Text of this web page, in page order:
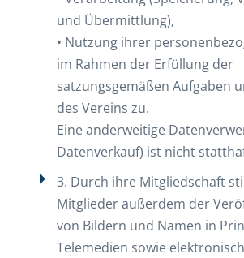
und Übermittlung),
• Nutzung ihrer
im Rahmen der Erfüllung der
satzungsgemäßen Aufgaben
des Vereins zu.
Eine anderweitige
Datenverkauf) ist nicht
3. Durch ihre Mitgliedschaft
Mitglieder außerdem der
von Bildern und Namen in
Telemedien sowie